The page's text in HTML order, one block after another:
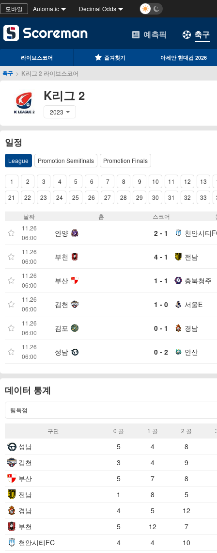
모바일 Automatic Decimal Odds
예측픽 축구
라이브스코어 즐겨찾기 아세안 현대컵 2026
축구 > K리그 2 라이브스코어
K리그 2
2023
일정
League Promotion Semifinals Promotion Finals
1 2 3 4 5 6 7 8 9 10 11 12 13
21
22 23 24 25 26 27 28 29 30 31 32 33
날짜 홈 스코어
11.26
06:00
안양 2 - 1 천안시티
11.26
06:00
부천 4 - 1 전남
11.26
06:00
부산 1 - 1 충북청주
11.26
06:00
김천 1 - 0 서울E
11.26
06:00
김포 0 - 1 경남
11.26
06:00
성남 0 - 2 안산
데이터 통계
팀득점
구단 0 골​ 1 골​ 2 골​
성남 5 4
8
김천
3 4
9
부산
5 7 8
전남
1 8
5
경남
4 5
12
부천
5 12
7
천안시티FC
4 4
10